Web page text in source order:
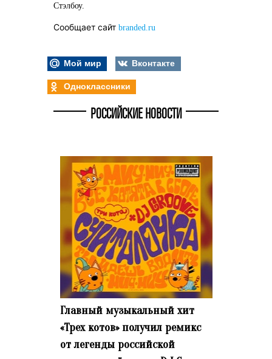
Стэлбоу.
Сообщает сайт branded.ru
Мой мир
Вконтакте
Одноклассники
РОССИЙСКИЕ НОВОСТИ
Главный музыкальный хит
«Трех котов» получил ремикс
от легенды российской